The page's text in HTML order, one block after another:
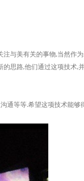
与美有关的事物,当然作
的思路,他们通过这项技术,
等等.希望这项技术能够